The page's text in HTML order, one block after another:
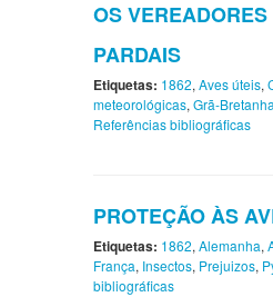
OS
PARDAIS
Etiquetas: 1862, Aves úteis,
meteorológicas, Grã-Bretanha
Referências bibliográficas
PROTEÇÃO ÀS
Etiquetas: 1862, Alemanha,
França, Insectos, Prejuizos,
bibliográficas